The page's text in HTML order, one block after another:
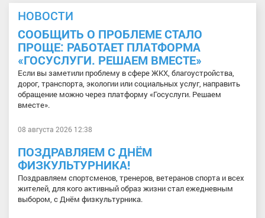
НОВОСТИ
СООБЩИТЬ О ПРОБЛЕМЕ СТАЛО
ПРОЩЕ: РАБОТАЕТ ПЛАТФОРМА
«ГОСУСЛУГИ. РЕШАЕМ ВМЕСТЕ»
Если вы заметили проблему в сфере ЖКХ, благоустройства,
дорог, транспорта, экологии или социальных услуг, направить
обращение можно через платформу «Госуслуги. Решаем
вместе».
08 августа 2026 12:38
ПОЗДРАВЛЯЕМ С ДНЁМ
ФИЗКУЛЬТУРНИКА!
Поздравляем спортсменов, тренеров, ветеранов спорта и всех
жителей, для кого активный образ жизни стал ежедневным
выбором, с Днём физкультурника.